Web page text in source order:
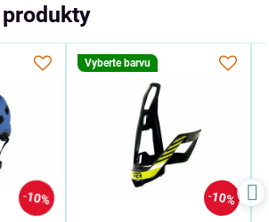
10% 10%
Vyberte barvu